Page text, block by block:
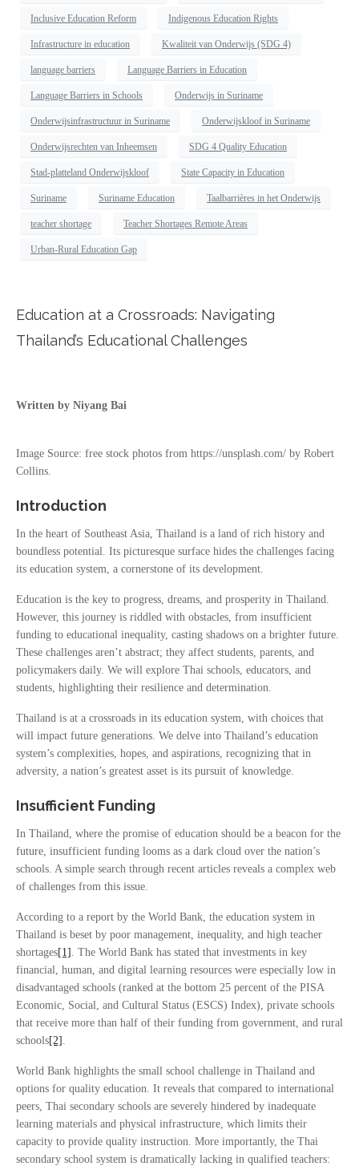
Inclusive Education Reform Indigenous Education Rights
Infrastructure in education Kwaliteit van Onderwijs (SDG 4)
language barriers Language Barriers in Education
Language Barriers in Schools Onderwijs in Suriname
Onderwijsinfrastructuur in Suriname Onderwijskloof in Suriname
Onderwijsrechten van Inheemsen SDG 4 Quality Education
Stad-platteland Onderwijskloof State Capacity in Education
Suriname Suriname Education Taalbarrières in het Onderwijs
teacher shortage Teacher Shortages Remote Areas
Urban-Rural Education Gap
Education at a Crossroads: Navigating
Thailand’s Educational Challenges
Written by Niyang Bai
Image Source: free stock photos from https://unsplash.com/ by Robert
Collins.
Introduction
In the heart of Southeast Asia, Thailand is a land of rich history and
boundless potential. Its picturesque surface hides the challenges facing
its education system, a cornerstone of its development.
Education is the key to progress, dreams, and prosperity in Thailand.
However, this journey is riddled with obstacles, from insufficient
funding to educational inequality, casting shadows on a brighter future.
These challenges aren’t abstract; they affect students, parents, and
policymakers daily. We will explore Thai schools, educators, and
students, highlighting their resilience and determination.
Thailand is at a crossroads in its education system, with choices that
will impact future generations. We delve into Thailand’s education
system’s complexities, hopes, and aspirations, recognizing that in
adversity, a nation’s greatest asset is its pursuit of knowledge.
Insufficient Funding
In Thailand, where the promise of education should be a beacon for the
future, insufficient funding looms as a dark cloud over the nation’s
schools. A simple search through recent articles reveals a complex web
of challenges from this issue.
According to a report by the World Bank, the education system in
Thailand is beset by poor management, inequality, and high teacher
shortages[1] . The World Bank has stated that investments in key
financial, human, and digital learning resources were especially low in
disadvantaged schools (ranked at the bottom 25 percent of the PISA
Economic, Social, and Cultural Status (ESCS) Index), private schools
that receive more than half of their funding from government, and rural
schools[2] .
World Bank highlights the small school challenge in Thailand and
options for quality education. It reveals that compared to international
peers, Thai secondary schools are severely hindered by inadequate
learning materials and physical infrastructure, which limits their
capacity to provide quality instruction. More importantly, the Thai
secondary school system is dramatically lacking in qualified teachers: